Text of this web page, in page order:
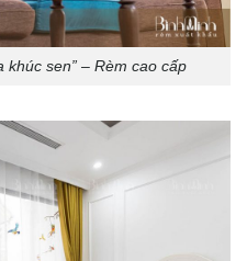
khúc sen” – Rèm cao cấp